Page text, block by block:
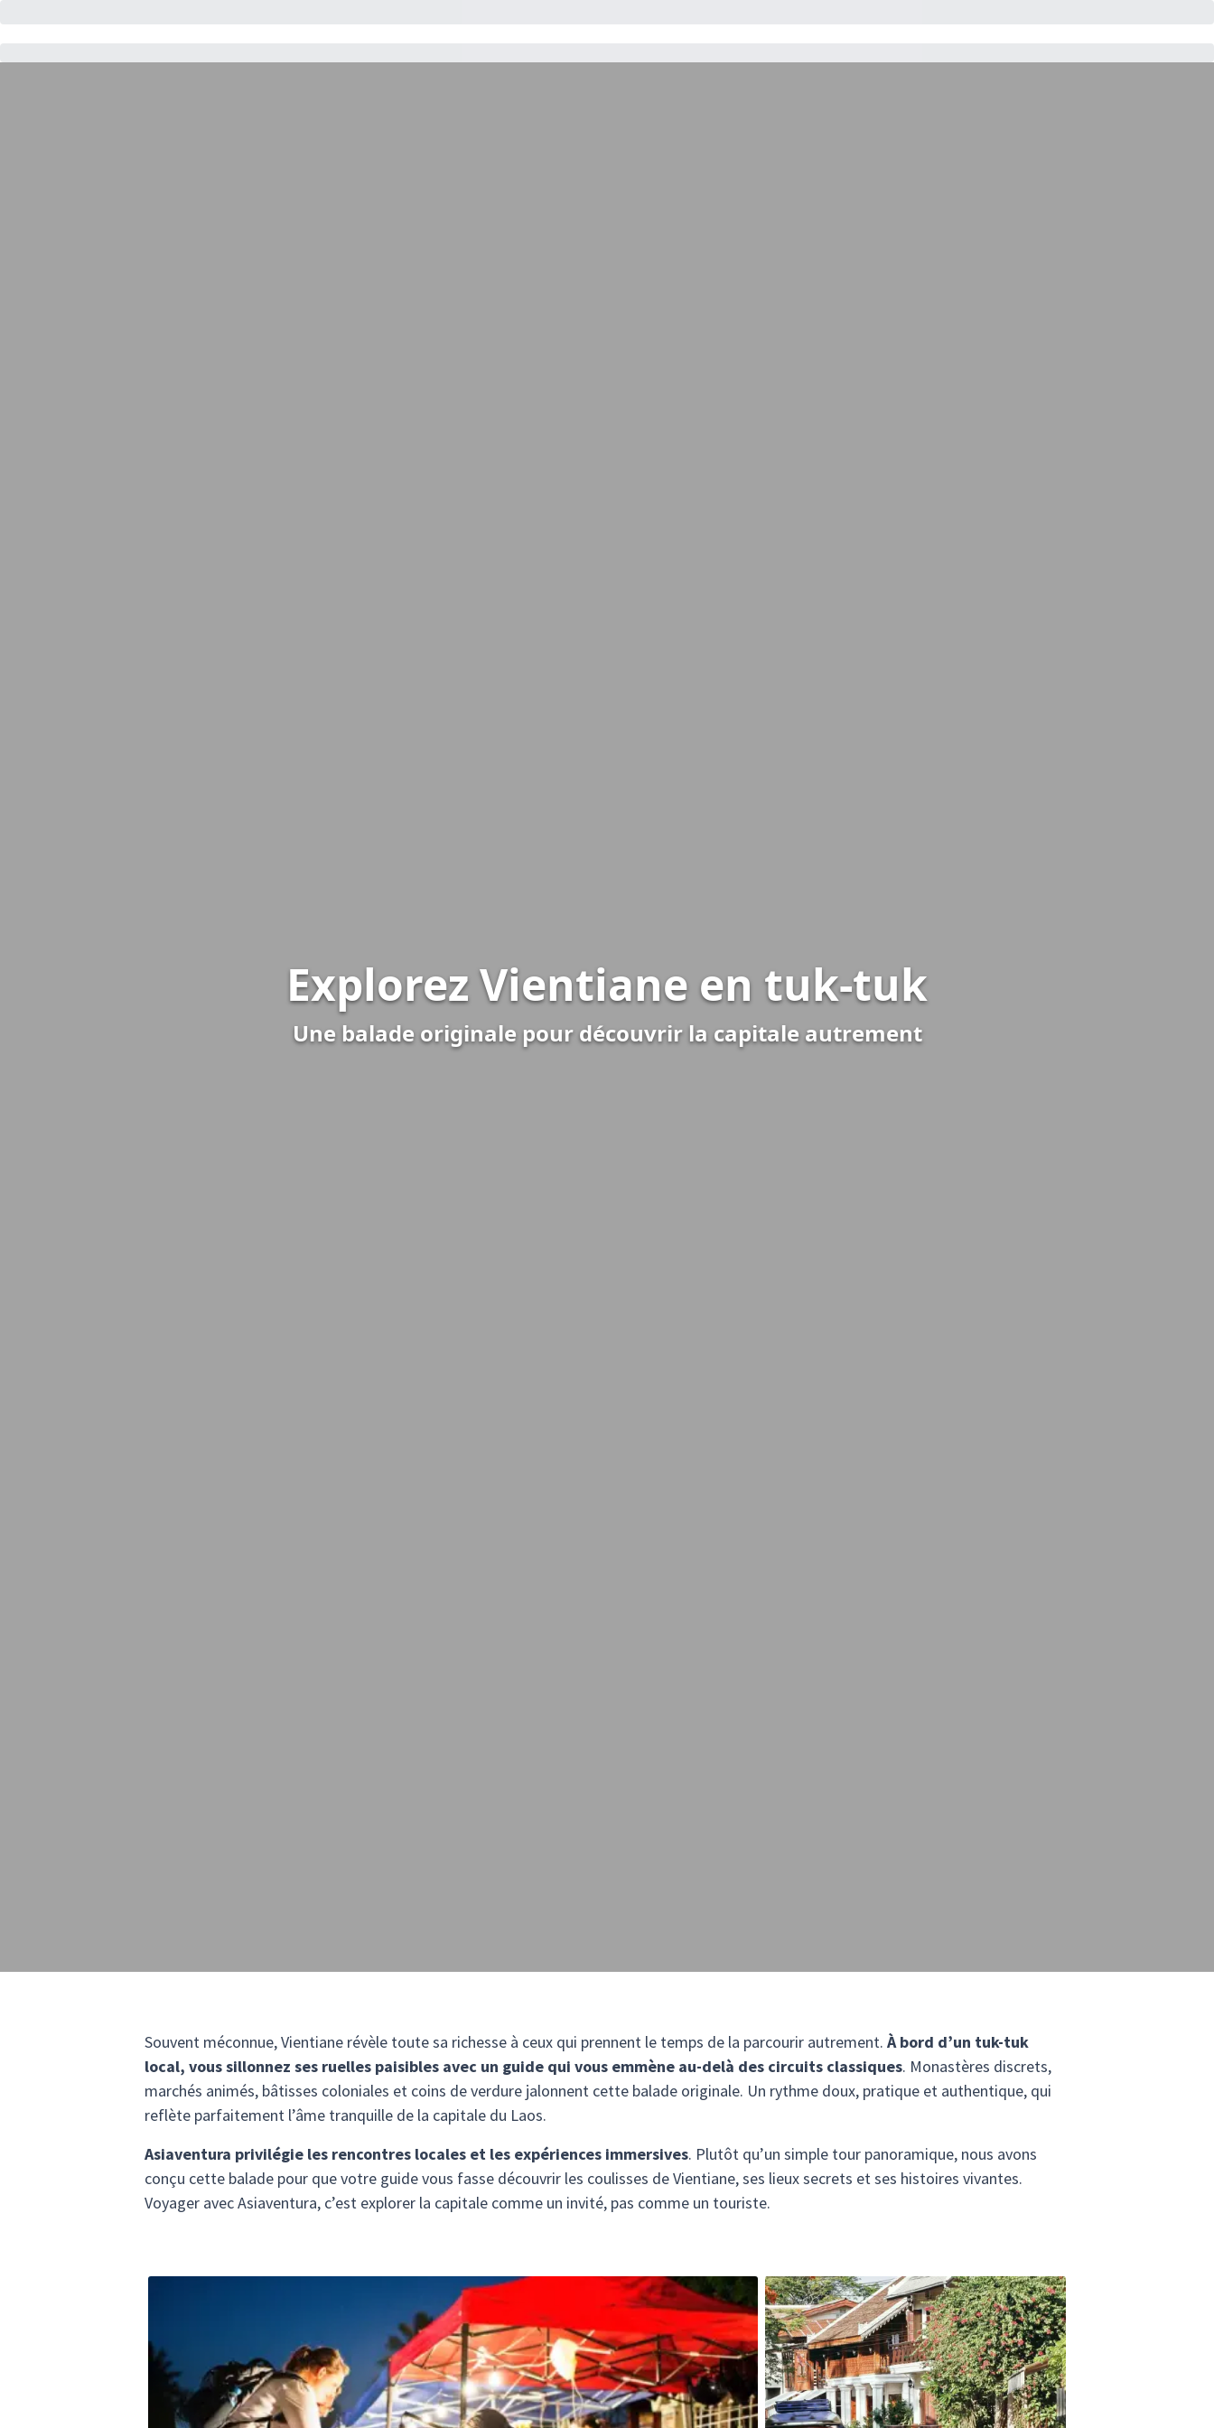
Explorez Vientiane en tuk-tuk
Une balade originale pour découvrir la capitale autrement
Souvent méconnue, Vientiane révèle toute sa richesse à ceux qui prennent le temps de la parcourir autrement. À bord d’un tuk-tuk
local, vous sillonnez ses ruelles paisibles avec un guide qui vous emmène au-delà des circuits classiques. Monastères discrets,
marchés animés, bâtisses coloniales et coins de verdure jalonnent cette balade originale. Un rythme doux, pratique et authentique, qui
reflète parfaitement l’âme tranquille de la capitale du Laos.
Asiaventura privilégie les rencontres locales et les expériences immersives. Plutôt qu’un simple tour panoramique, nous avons
conçu cette balade pour que votre guide vous fasse découvrir les coulisses de Vientiane, ses lieux secrets et ses histoires vivantes.
Voyager avec Asiaventura, c’est explorer la capitale comme un invité, pas comme un touriste.